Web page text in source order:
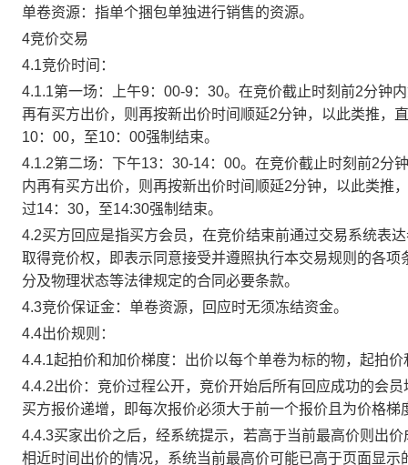
单卷资源：指单个捆包单独进行销售的资源。
4竞价交易
4.1竞价时间：
4.1.1第一场：上午9：00-9：30。在竞价截止时刻前2分钟
再有买方出价，则再按新出价时间顺延2分钟，以此类推，
10：00，至10：00强制结束。
4.1.2第二场：下午13：30-14：00。在竞价截止时刻前2分
内再有买方出价，则再按新出价时间顺延2分钟，以此类推
过14：30，至14:30强制结束。
4.2买方回应是指买方会员，在竞价结束前通过交易系统表
取得竞价权，即表示同意接受并遵照执行本交易规则的各
分及物理状态等法律规定的合同必要条款。
4.3竞价保证金：单卷资源，回应时无须冻结资金。
4.4出价规则：
4.4.1起拍价和加价梯度：出价以每个单卷为标的物，起拍
4.4.2出价：竞价过程公开，竞价开始后所有回应成功的会
买方报价递增，即每次报价必须大于前一个报价且为价格
4.4.3买家出价之后，经系统提示，若高于当前最高价则出
相近时间出价的情况，系统当前最高价可能已高于页面显示